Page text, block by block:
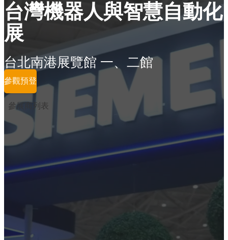
台灣機器人與智慧自動化
展
台北南港展覽館 一、二館
參觀預登
參展商列表